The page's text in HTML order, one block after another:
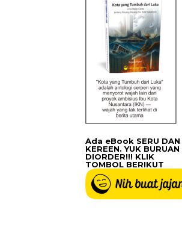
Ada eBook SERU DAN
KEREEN. YUK BURUAN
DIORDER!!! KLIK
TOMBOL BERIKUT